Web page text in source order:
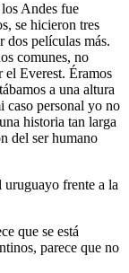
Andes fue
se hicieron tres
dos películas más.
comunes, no
el Everest. Éramos
a una altura
caso personal yo no
historia tan larga
del ser humano
uruguayo frente a la
que se está
parece que no